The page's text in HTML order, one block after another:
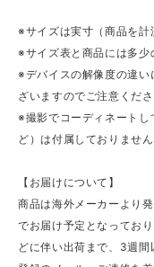
※サイズは実寸（商品を計
※サイズ表と商品には多少
※デバイスの解像度の違
ざいますのでご注意くださ
※撮影でコーディネートし
ど）は付属しておりません
【お届けについて】
商品は海外メーカーより
でお届け予定となってお
どに伴い出荷まで、3週